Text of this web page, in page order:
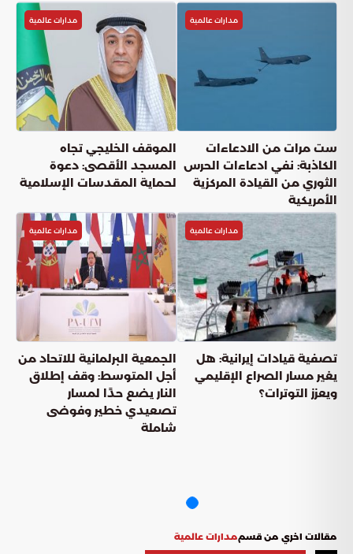
مدارات عالمية
ست مرات من الادعاءات
الكاذبة: نفي ادعاءات الحرس
الثوري من القيادة المركزية
الأمريكية
مدارات عالمية
الموقف الخليجي تجاه
المسجد الأقصى: دعوة
لحماية المقدسات الإسلامية
مدارات عالمية
تصفية قيادات إيرانية: هل
يغير مسار الصراع الإقليمي
ويعزز التوترات؟
مدارات عالمية
الجمعية البرلمانية للاتحاد من
أجل المتوسط: وقف إطلاق
النار يضع حدًا لمسار
تصعيدي خطير وفوضى
شاملة
مقالات اخري من قسممدارات عالمية